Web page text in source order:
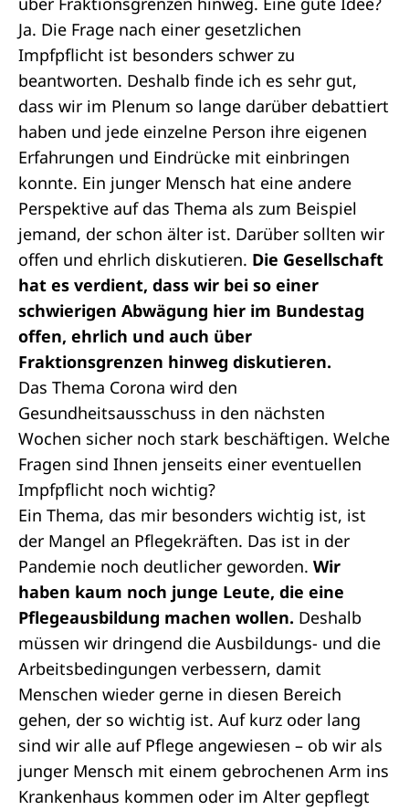
Ja. Die Frage nach einer gesetzlichen
Impfpflicht ist besonders schwer zu
beantworten. Deshalb finde ich es sehr gut,
dass wir im Plenum so lange darüber debattiert
haben und jede einzelne Person ihre eigenen
Erfahrungen und Eindrücke mit einbringen
konnte. Ein junger Mensch hat eine andere
Perspektive auf das Thema als zum Beispiel
jemand, der schon älter ist. Darüber sollten wir
offen und ehrlich diskutieren. Die Gesellschaft
hat es verdient, dass wir bei so einer
schwierigen Abwägung hier im Bundestag
offen, ehrlich und auch über
Fraktionsgrenzen hinweg diskutieren.
Das Thema Corona wird den
Gesundheitsausschuss in den nächsten
Wochen sicher noch stark beschäftigen. Welche
Fragen sind Ihnen jenseits einer eventuellen
Impfpflicht noch wichtig?
Ein Thema, das mir besonders wichtig ist, ist
der Mangel an Pflegekräften. Das ist in der
Pandemie noch deutlicher geworden. Wir
haben kaum noch junge Leute, die eine
Pflegeausbildung machen wollen. Deshalb
müssen wir dringend die Ausbildungs- und die
Arbeitsbedingungen verbessern, damit
Menschen wieder gerne in diesen Bereich
gehen, der so wichtig ist. Auf kurz oder lang
sind wir alle auf Pflege angewiesen – ob wir als
junger Mensch mit einem gebrochenen Arm ins
Krankenhaus kommen oder im Alter gepflegt